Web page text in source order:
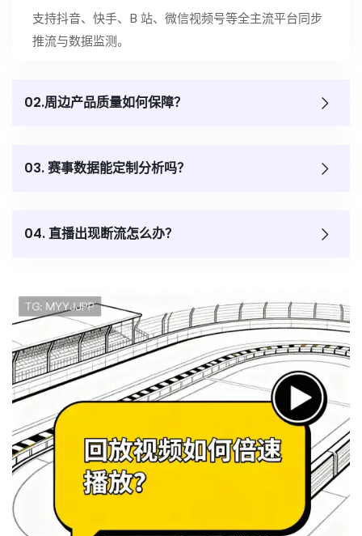
支持抖音、快手、B 站、微信视频号等全主流平台同步
推流与数据监测。
02.周边产品质量如何保障？
03. 赛事数据能定制分析吗？
04. 直播出现断流怎么办？